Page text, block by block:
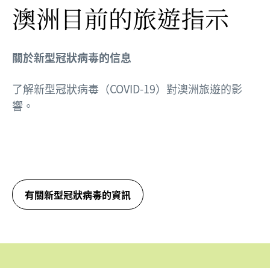
澳洲目前的旅遊指示
關於新型冠狀病毒的信息
了解新型冠狀病毒（COVID-19）對澳洲旅遊的影
響。
有關新型冠狀病毒的資訊